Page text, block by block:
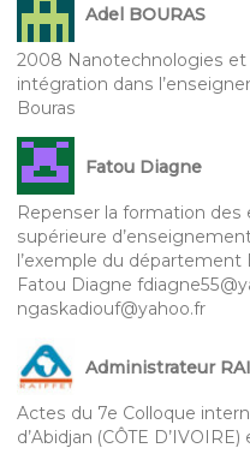
Adel BOURAS
2008 Nanotechnologies
intégration dans
Bouras
Fatou Diagne
Repenser la formation des
supérieure
l’exemple du
Fatou Diagne
ngaskadiouf@yahoo.fr
Administrateur
Actes du 7e Colloque
d’Abidjan (CÔTE D’IVOIRE)